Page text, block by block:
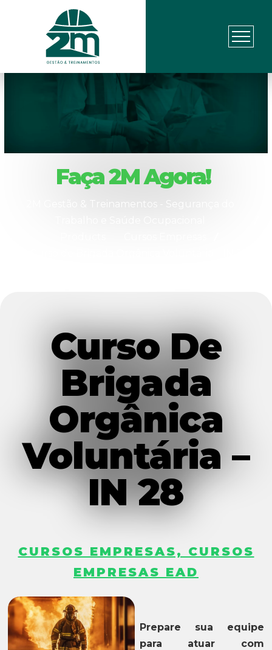
Faça 2M Agora!
2M Gestão & Treinamentos - Segurança do
Curso De
Brigada
Orgânica
Voluntária –
IN 28
CURSOS EMPRESAS, CURSOS
EMPRESAS EAD
Prepare sua equipe
para atuar com